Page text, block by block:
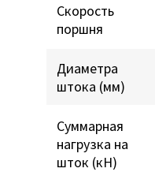
Скорость
поршня
Диаметра
штока (мм)
Суммарная
нагрузка на
шток (кН)